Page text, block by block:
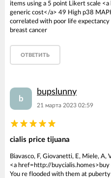
items using a 5 point Likert scale
generic cost</a> 49 High p38
correlated with poor life
breast cancer
ОТВЕТИТЬ
b
bupslunny
21 марта 2023 02:59
cialis price tijuana
Biavasco, F, Giovanetti, E, Miele, A,
<a href=http://
You re flooded with them at puberty